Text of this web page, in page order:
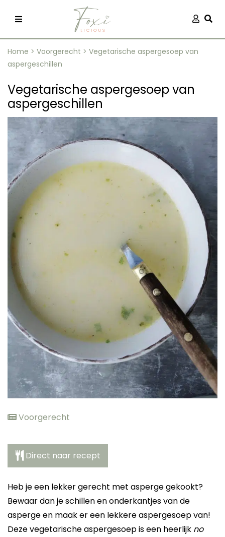
kleding
Home > Voorgerecht > Vegetarische aspergesoep van
aspergeschillen
Vegetarische aspergesoep van
aspergeschillen
Voorgerecht
Direct naar recept
Heb je een lekker gerecht met asperge gekookt?
Bewaar dan je schillen en onderkantjes van de
asperge en maak er een lekkere aspergesoep van!
Deze vegetarische aspergesoep is een heerlijk no